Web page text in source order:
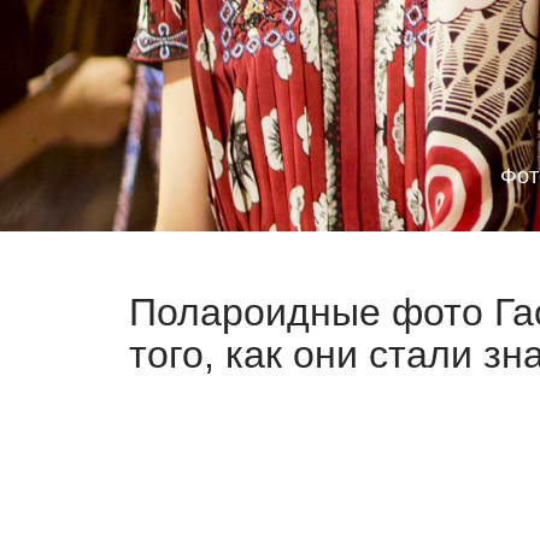
Полароидные фото
того, как они стали